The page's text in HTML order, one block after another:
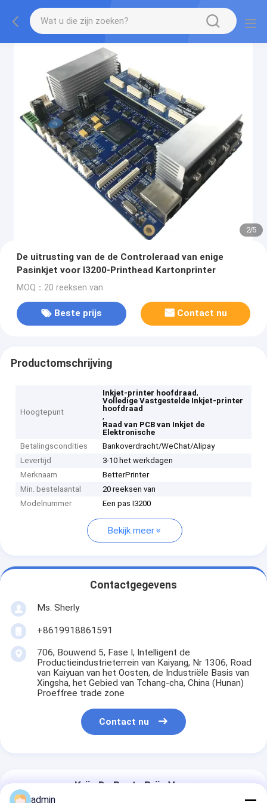
2/5
De uitrusting van de de Controleraad van enige
Pasinkjet voor I3200-Printhead Kartonprinter
MOQ：20 reeksen van
Beste prijs Contact nu
Productomschrijving
Hoogtepunt
Inkjet-printer hoofdraad,
Volledige Vastgestelde Inkjet-printer
hoofdraad
,
Raad van PCB van Inkjet de
Elektronische
Betalingscondities
Bankoverdracht/WeChat/Alipay
Levertijd
3-10 het werkdagen
Merknaam
BetterPrinter
Min. bestelaantal
20 reeksen van
Modelnummer
Een pas I3200
Bekijk meer
Contactgegevens
Ms. Sherly
+8619918861591
706, Bouwend 5, Fase I, Intelligent de
Productieindustrieterrein van Kaiyang, Nr 1306, Road
van Kaiyuan van het Oosten, de Industriële Basis van
Xingsha, het Gebied van Tchang-cha, China (Hunan)
Proeffree trade zone
Contact nu
Krijg De Beste Prijs Voor
admin